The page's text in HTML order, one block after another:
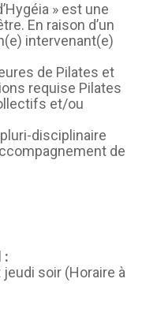
» est une
En raison d’un
intervenant(e)
de Pilates et
requise Pilates
et/ou
disciplinaire
de
:
soir (Horaire à